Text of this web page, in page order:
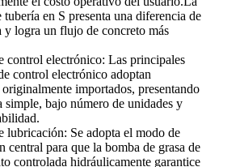
en S presenta una diferencia de
y logra un flujo de concreto más
control electrónico: Las principales
control electrónico adoptan
importados, presentando
simple, bajo número de unidades y
lubricación: Se adopta el modo de
central para que la bomba de grasa de
controlada hidráulicamente garantice